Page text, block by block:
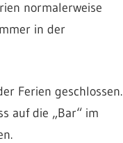
normalerweise
in der
Ferien geschlossen.
auf die „Bar“ im